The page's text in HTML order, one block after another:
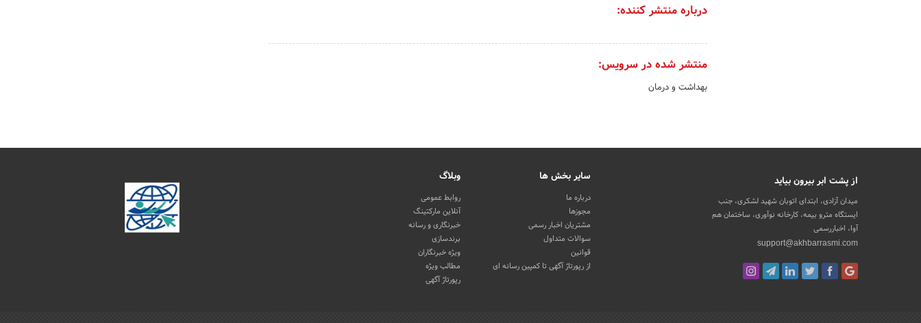
درباره منتشر کننده:
منتشر شده در سرویس:
بهداشت و درمان
از پشت ابر بیرون بیاید
میدان آزادی، ابتدای اتوبان شهید لشکری، جنب
ایستگاه مترو بیمه، کارخانه نوآوری، ساختمان هم
آوا، اخباررسمی
support@akhbarrasmi.com
سایر بخش ها
درباره ما
مجوزها
مشتریان اخبار رسمی
سوالات متداول
قوانین
از رپورتاژ آگهی تا کمپین رسانه ای
وبلاگ
روابط عمومی
آنلاین مارکتینگ
خبرنگاری و رسانه
برندسازی
ویژه خبرنگاران
مطالب ویژه
رپورتاژ آگهی